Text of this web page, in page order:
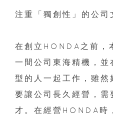
注重「獨創性」的公司
在創立HONDA之前，
一間公司東海精機，並
型的人一起工作，雖然
要讓公司長久經營，需
才。在經營HONDA時